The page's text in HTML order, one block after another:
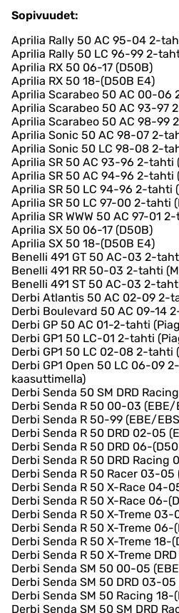
Sopivuudet:
Aprilia Rally 50 AC 95-04 2-
Aprilia Rally 50 LC 96-99 2-
Aprilia RX 50 06-17 (D50B)
Aprilia RX 50 18-(D50B E4)
Aprilia Scarabeo 50 AC 00-06
Aprilia Scarabeo 50 AC 93-97
Aprilia Scarabeo 50 AC 98-99
Aprilia Sonic 50 AC 98-07 2-
Aprilia Sonic 50 LC 98-08 2-
Aprilia SR 50 AC 93-96 2-tahti
Aprilia SR 50 AC 94-96 2-tahti
Aprilia SR 50 LC 94-96 2-tahti
Aprilia SR 50 LC 97-00 2-tahti
Aprilia SR WWW 50 AC 97-01
Aprilia SX 50 06-17 (D50B)
Aprilia SX 50 18-(D50B E4)
Benelli 491 GT 50 AC-03 2-
Benelli 491 RR 50-03 2-tahti
Benelli 491 ST 50 AC-03 2-
Derbi Atlantis 50 AC 02-09 2-
Derbi Boulevard 50 AC 09-14
Derbi GP 50 AC 01-2-tahti
Derbi GP1 50 LC-01 2-tahti
Derbi GP1 50 LC 02-08 2-
Derbi GP1 Open 50 LC 06-09
kaasuttimella)
Derbi Senda 50 SM DRD
Derbi Senda R 50 00-03 (EBE/
Derbi Senda R 50-99 (EBE/
Derbi Senda R 50 DRD 02-05
Derbi Senda R 50 DRD 06-
Derbi Senda R 50 DRD Racing
Derbi Senda R 50 Racer 03-05
Derbi Senda R 50 X-Race 04-
Derbi Senda R 50 X-Race 06-
Derbi Senda R 50 X-Treme 03-
Derbi Senda R 50 X-Treme 06-
Derbi Senda R 50 X-Treme 18-
Derbi Senda R 50 X-Treme
Derbi Senda SM 50 00-05
Derbi Senda SM 50 DRD 03-
Derbi Senda SM 50 Racing 18-
Derbi Senda SM 50 SM DRD